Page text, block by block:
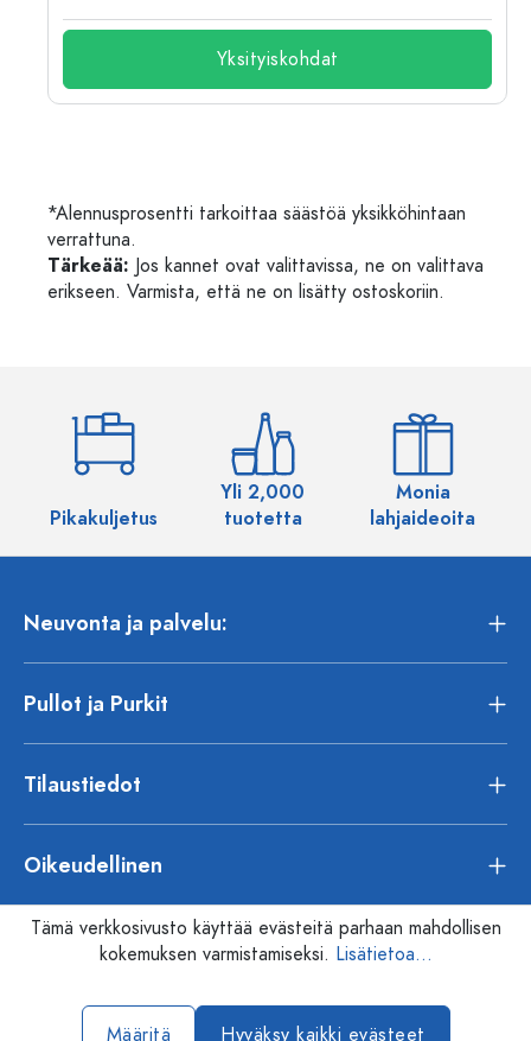
Yksityiskohdat
*Alennusprosentti tarkoittaa säästöä yksikköhintaan
verrattuna.
Tärkeää: Jos kannet ovat valittavissa, ne on valittava
erikseen. Varmista, että ne on lisätty ostoskoriin.
Pikakuljetus
Yli 2,000
tuotetta
Monia
lahjaideoita
Neuvonta ja palvelu:
Pullot ja Purkit
Tilaustiedot
Oikeudellinen
Tämä verkkosivusto käyttää evästeitä parhaan mahdollisen
kokemuksen varmistamiseksi. Lisätietoa...
Määritä Hyväksy kaikki evästeet